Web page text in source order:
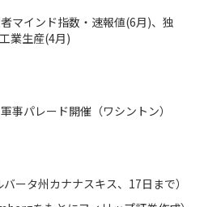
マインド指数・速報値(6月)、独
業生産(4月)
事パレード開催（ワシントン）
ータ州カナナスキス、17日まで）